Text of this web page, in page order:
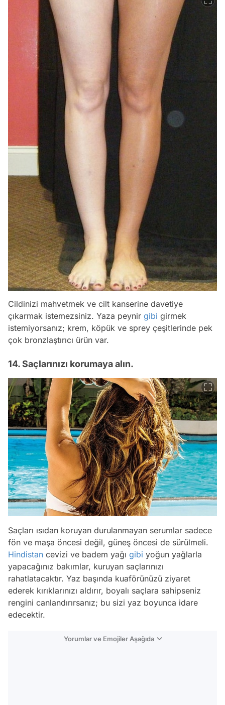
Cildinizi mahvetmek ve cilt kanserine davetiye
çıkarmak istemezsiniz. Yaza peynir gibi girmek
istemiyorsanız; krem, köpük ve sprey çeşitlerinde pek
çok bronzlaştırıcı ürün var.
14. Saçlarınızı korumaya alın.
Saçları ısıdan koruyan durulanmayan serumlar sadece
fön ve maşa öncesi değil, güneş öncesi de sürülmeli.
Hindistan cevizi ve badem yağı gibi yoğun yağlarla
yapacağınız bakımlar, kuruyan saçlarınızı
rahatlatacaktır. Yaz başında kuaförünüzü ziyaret
ederek kırıklarınızı aldırır, boyalı saçlara sahipseniz
rengini canlandırırsanız; bu sizi yaz boyunca idare
edecektir.
Yorumlar ve Emojiler Aşağıda